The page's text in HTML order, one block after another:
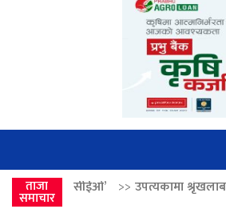
ताजा
समाचार
>>उपत्यकामा श्रृंखलाबद्ध सिक्री लुट्ने ‘कर्मा